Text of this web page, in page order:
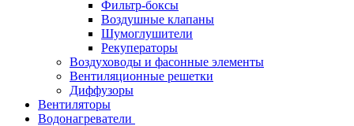
Фильтр-боксы
Воздушные клапаны
Шумоглушители
Рекуператоры
Воздуховоды и фасонные элементы
Вентиляционные решетки
Диффузоры
Вентиляторы
Водонагреватели